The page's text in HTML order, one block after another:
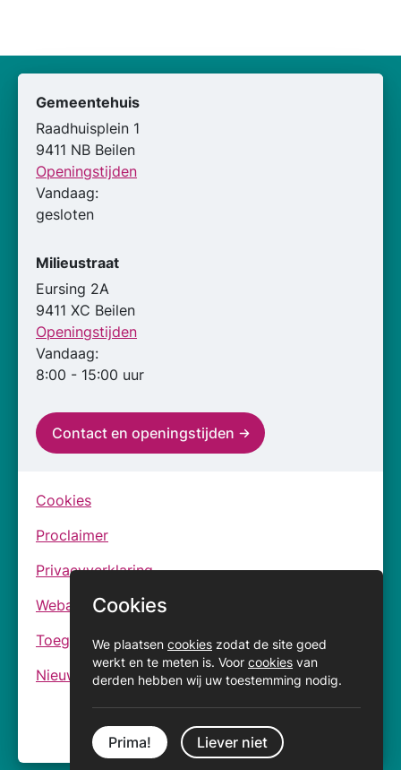
Gemeentehuis
Raadhuisplein 1
9411 NB Beilen
Openingstijden
Vandaag:
gesloten
Milieustraat
Eursing 2A
9411 XC Beilen
Openingstijden
Vandaag:
8:00 - 15:00 uur
Contact en openingstijden
Cookies
Proclaimer
Privacyverklaring
Webarchief
Toegankelijkheidsverklaringen
Nieuwsbrief
Cookies
We plaatsen cookies zodat de site goed
werkt en te meten is. Voor cookies van
derden hebben wij uw toestemming nodig.
Prima! Liever niet